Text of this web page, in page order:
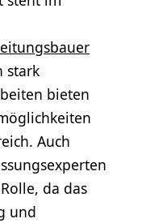
stark
bieten
Auch
da das
und